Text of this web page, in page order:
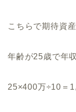
こちらで期待資
年齢が25歳で年
25×400万÷10＝